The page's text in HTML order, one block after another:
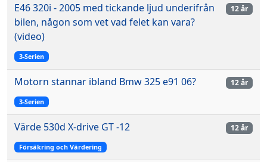
E46 320i - 2005 med tickande ljud underifrån
bilen, någon som vet vad felet kan vara?
(video)
3-Serien
12 år
Motorn stannar ibland Bmw 325 e91 06?
3-Serien
12 år
Värde 530d X-drive GT -12
Försäkring och Värdering
12 år